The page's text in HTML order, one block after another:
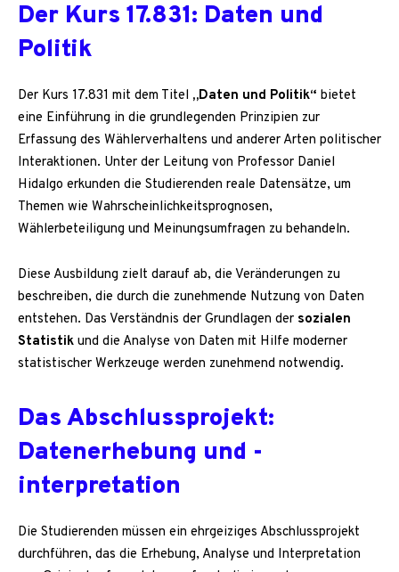
Der Kurs 17.831: Daten und
Politik
Der Kurs 17.831 mit dem Titel „Daten und Politik“ bietet
eine Einführung in die grundlegenden Prinzipien zur
Erfassung des Wählerverhaltens und anderer Arten politischer
Interaktionen. Unter der Leitung von Professor Daniel
Hidalgo erkunden die Studierenden reale Datensätze, um
Themen wie Wahrscheinlichkeitsprognosen,
Wählerbeteiligung und Meinungsumfragen zu behandeln.
Diese Ausbildung zielt darauf ab, die Veränderungen zu
beschreiben, die durch die zunehmende Nutzung von Daten
entstehen. Das Verständnis der Grundlagen der sozialen
Statistik und die Analyse von Daten mit Hilfe moderner
statistischer Werkzeuge werden zunehmend notwendig.
Das Abschlussprojekt:
Datenerhebung und -
interpretation
Die Studierenden müssen ein ehrgeiziges Abschlussprojekt
durchführen, das die Erhebung, Analyse und Interpretation